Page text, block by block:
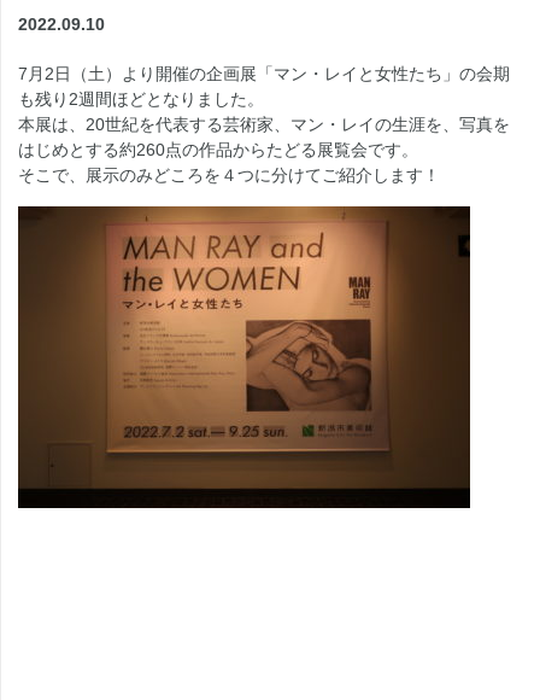
2022.09.10
7月2日（土）より開催の企画展「マン・レイと女性たち」の会期
も残り2週間ほどとなりました。
本展は、20世紀を代表する芸術家、マン・レイの生涯を、写真を
はじめとする約260点の作品からたどる展覧会です。
そこで、展示のみどころを４つに分けてご紹介します！